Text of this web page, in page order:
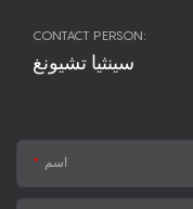
CONTACT PERSON:
سينثيا تشيونغ
اسم